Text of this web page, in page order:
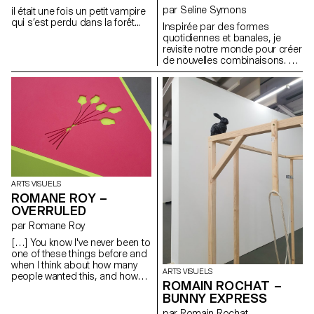
il était une fois un petit vampire
qui s’est perdu dans la forêt...
par Seline Symons
Inspirée par des formes
quotidiennes et banales, je
revisite notre monde pour créer
de nouvelles combinaisons. Un
jeu d'émerveillement enfantin.
Place au jeu, à l'imagination et à
l'interprétation personnelle.
ARTS VISUELS
ROMANE ROY –
OVERRULED
par Romane Roy
[…] You know I've never been to
one of these things before and
when I think about how many
people wanted this, and how
ARTS VISUELS
ROMAIN ROCHAT –
BUNNY EXPRESS